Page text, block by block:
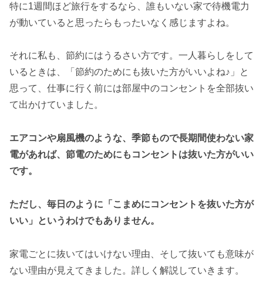
特に1週間ほど旅行をするなら、誰もいない家で待機電力
が動いていると思ったらもったいなく感じますよね。
それに私も、節約にはうるさい方です。一人暮らしをして
いるときは、「節約のためにも抜いた方がいいよね♪」と
思って、仕事に行く前には部屋中のコンセントを全部抜い
て出かけていました。
エアコンや扇風機のような、季節もので長期間使わない家
電があれば、節電のためにもコンセントは抜いた方がいい
です。
ただし、毎日のように「こまめにコンセントを抜いた方が
いい」というわけでもありません。
家電ごとに抜いてはいけない理由、そして抜いても意味が
ない理由が見えてきました。詳しく解説していきます。